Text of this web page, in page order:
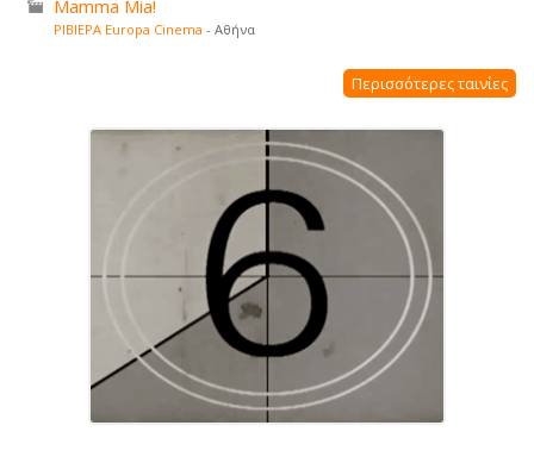
Mamma Mia!
ΡΙΒΙΕΡΑ Europa Cinema - Αθήνα
Περισσότερες ταινίες